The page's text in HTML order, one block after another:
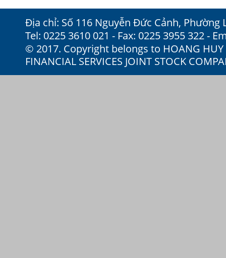
Địa chỉ: Số 116 Nguyễn Đức Cảnh, Phường
Tel: 0225 3610 021 - Fax: 0225 3955 322 -
© 2017. Copyright belongs to HOANG HUY
FINANCIAL SERVICES JOINT STOCK